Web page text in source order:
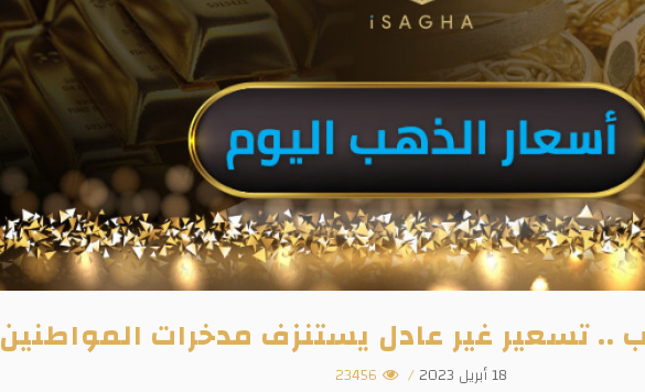
.. تسعير غير عادل يستنزف مدخرات المواطنين
18 أبريل 2023 /
23456